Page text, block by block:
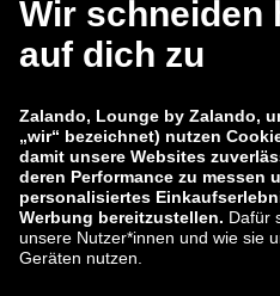
zalando-lounge.fi
zalando-lounge.co.uk
zalando-prive.es
zalando-lounge.lt
zalando-lounge.ro